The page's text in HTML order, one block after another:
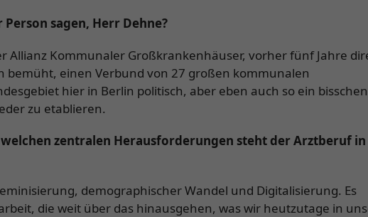
Person sagen, Herr Dehne?
Allianz Kommunaler Großkrankenhäuser, vorher fünf Jahre
bemüht, einen Verbund von 27 großen kommunalen
hier in Berlin politisch, aber eben auch so ein
zu etablieren.
zentralen Herausforderungen steht der Arztberuf in
demographischer Wandel und Digitalisierung. Es
die weit über das hinausgehen, was wir heutzutage in